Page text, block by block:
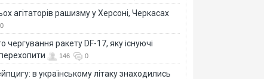
агітаторів рашизму у Херсоні, Черкасах
0
чергування ракету DF-17, яку існуючі
146 0
в українському літаку знаходились